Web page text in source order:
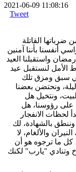
2021-06-09 11:08:16
Tweet
ضرباتها القاتلة
أنفسنا بأننا آمنين
واستقبلنا العيد
الأمل لنستقبل عيد
سبق ومزق تلك
ونحتضن بعضنا
ونتخيل هل
على رؤوسنا، هل
لحظات الانفجار
بالشهادة، لك
والألغام، لا
كل ما ترجوه هو أن
وتنادي "يارب" لكنك